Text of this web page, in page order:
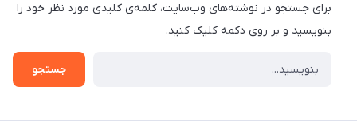
برای جستجو در نوشته‌های وب‌سایت، کلمه‌ی کلیدی مورد نظر خود را
بنویسید و بر روی دکمه کلیک کنید.
جستجو